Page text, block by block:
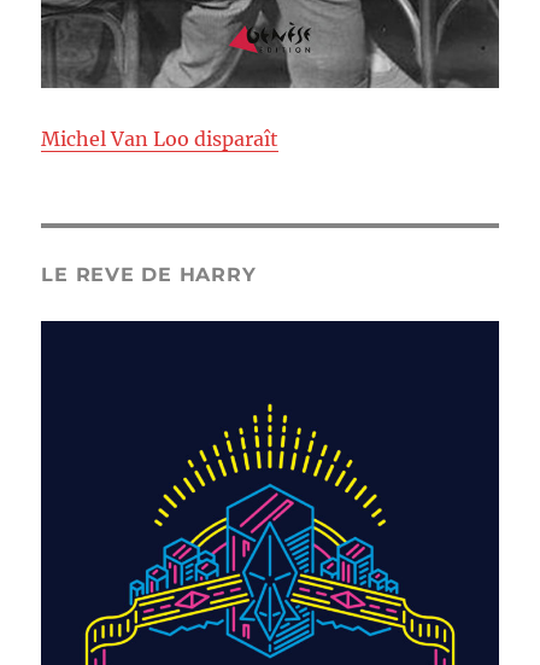
Michel Van Loo disparaît
LE REVE DE HARRY